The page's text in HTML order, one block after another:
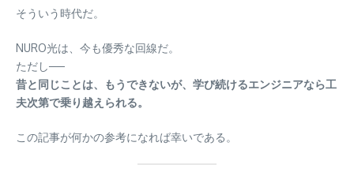
そういう時代だ。
NURO光は、今も優秀な回線だ。
ただし──
昔と同じことは、もうできないが、学び続けるエンジニアなら工
夫次第で乗り越えられる。
この記事が何かの参考になれば幸いである。